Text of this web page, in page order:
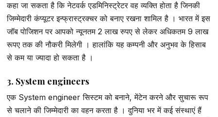
कहा जा सकता है कि नेटवर्क एडमिनिस्ट्रेटर वह व्यक्ति होता है जिनकी
जिम्मेदारी कंप्यूटर इन्फ्रास्ट्रक्चर को बनाए रखना शामिल है । भारत में इस
जॉब पोजिशन पर आपको न्यूनतम 2 लाख रुपए से लेकर अधिकतम 9 लाख
रूपए तक की नौकरी मिलेगी । हालांकि यह कम्पनी और अनुभव के हिसाब
से कम या ज्यादा हो सकता है ।
3. System engineers
एक System engineer सिस्टम को बनाने, मेंटेन करने और सुचारू रूप
से चलाने की जिम्मेदारी का वहन करता है । दुनिया भर में कई संस्थाएं हैं